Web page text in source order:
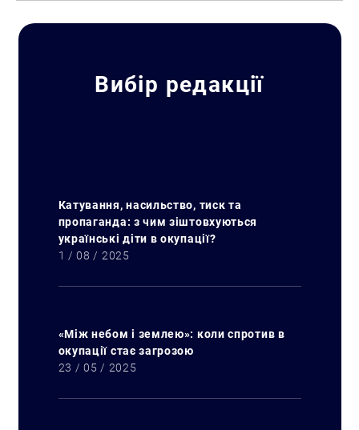
Вибір редакції
Катування, насильство, тиск та
пропаганда: з чим зіштовхуються
українські діти в окупації?
1 / 08 / 2025
«Між небом і землею»: коли спротив в
окупації стає загрозою
23 / 05 / 2025